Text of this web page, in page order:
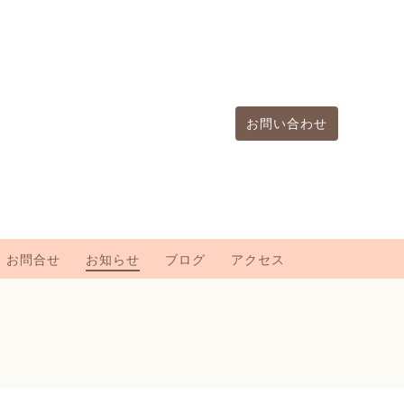
お問い合わせ
お問合せ お知らせ ブログ アクセス